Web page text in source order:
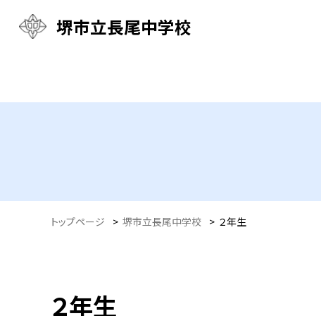
堺市立長尾中学校
トップページ > 堺市立長尾中学校 > ２年生
２年生